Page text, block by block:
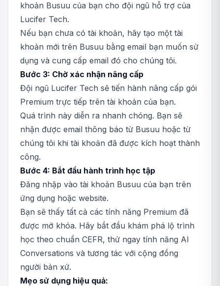
khoản Busuu của bạn cho đội ngũ hỗ trợ của
Lucifer Tech.
Nếu bạn chưa có tài khoản, hãy tạo một tài
khoản mới trên Busuu bằng email bạn muốn sử
dụng và cung cấp email đó cho chúng tôi.
Bước 3: Chờ xác nhận nâng cấp
Đội ngũ Lucifer Tech sẽ tiến hành nâng cấp gói
Premium trực tiếp trên tài khoản của bạn.
Quá trình này diễn ra nhanh chóng. Bạn sẽ
nhận được email thông báo từ Busuu hoặc từ
chúng tôi khi tài khoản đã được kích hoạt thành
công.
Bước 4: Bắt đầu hành trình học tập
Đăng nhập vào tài khoản Busuu của bạn trên
ứng dụng hoặc website.
Bạn sẽ thấy tất cả các tính năng Premium đã
được mở khóa. Hãy bắt đầu khám phá lộ trình
học theo chuẩn CEFR, thử ngay tính năng AI
Conversations và tương tác với cộng đồng
người bản xứ.
Mẹo sử dụng hiệu quả: